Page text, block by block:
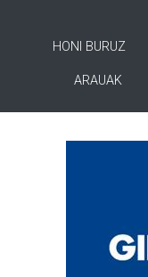
HONI BURUZ
ARAUAK